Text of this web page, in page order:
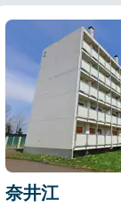
奈井江